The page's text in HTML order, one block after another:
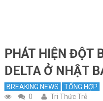
PHÁT HIỆN ĐỘT
DELTA Ở NHẬT
BREAKING NEWS TỔNG HỢP
0
Tri Thức Trẻ